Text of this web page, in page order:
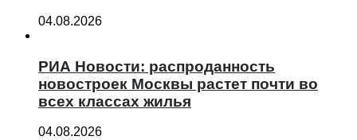
04.08.2026
РИА Новости: распроданность
новостроек Москвы растет почти во
всех классах жилья
04.08.2026